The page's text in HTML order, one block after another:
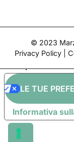
Putto
© 2023
Privacy Policy|
Informativa
LE TUE